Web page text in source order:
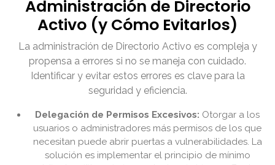
Administración de Directorio
Activo (y Cómo Evitarlos)
La administración de Directorio Activo es compleja y
propensa a errores si no se maneja con cuidado.
Identificar y evitar estos errores es clave para la
seguridad y eficiencia.
Delegación de Permisos Excesivos: Otorgar a los
usuarios o administradores más permisos de los que
necesitan puede abrir puertas a vulnerabilidades. La
solución es implementar el principio de mínimo